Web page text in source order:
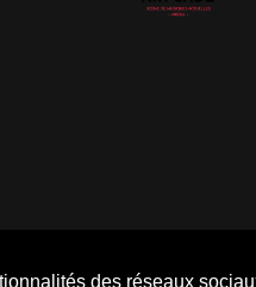
des réseaux